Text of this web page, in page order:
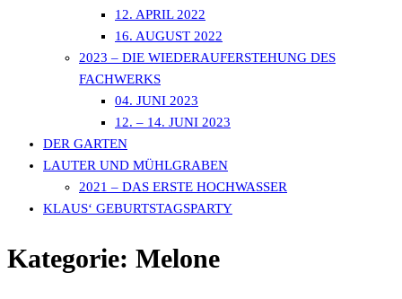
12. APRIL 2022
16. AUGUST 2022
2023 – DIE WIEDERAUFERSTEHUNG DES
FACHWERKS
04. JUNI 2023
12. – 14. JUNI 2023
DER GARTEN
LAUTER UND MÜHLGRABEN
2021 – DAS ERSTE HOCHWASSER
KLAUS‘ GEBURTSTAGSPARTY
Kategorie: Melone